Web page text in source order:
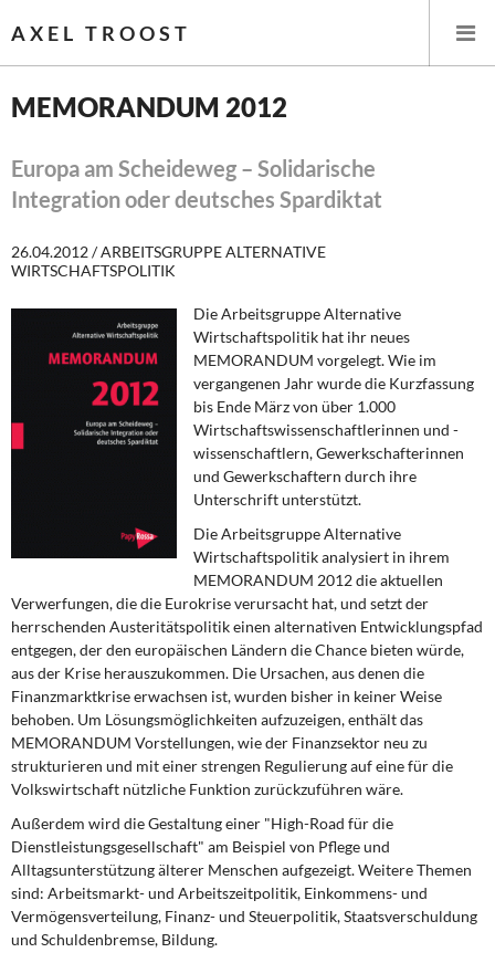
AXEL TROOST
Themen
Leitlinien linker Wirtschafts- und Finanzpolitik
Wirtschaftspolitik
Steuer- und Finanzpolitik
Öffentliche Infrastruktur und Daseinsvorsorge
Eurokrise und Griechenland
Weitere Themen
Memo-Gruppe
Institut Solidarische Moderne
Rosa-Luxemburg-Stiftung
Über mich
Kontakt
MEMORANDUM 2012
Europa am Scheideweg – Solidarische
Integration oder deutsches Spardiktat
26.04.2012 / ARBEITSGRUPPE ALTERNATIVE
WIRTSCHAFTSPOLITIK
Die Arbeitsgruppe Alternative
Wirtschaftspolitik hat ihr neues
MEMORANDUM vorgelegt. Wie im
vergangenen Jahr wurde die Kurzfassung
bis Ende März von über 1.000
Wirtschaftswissenschaftlerinnen und -
wissenschaftlern, Gewerkschafterinnen
und Gewerkschaftern durch ihre
Unterschrift unterstützt.
Die Arbeitsgruppe Alternative
Wirtschaftspolitik analysiert in ihrem
MEMORANDUM 2012 die aktuellen
Verwerfungen, die die Eurokrise verursacht hat, und setzt der
herrschenden Austeritätspolitik einen alternativen Entwicklungspfad
entgegen, der den europäischen Ländern die Chance bieten würde,
aus der Krise herauszukommen. Die Ursachen, aus denen die
Finanzmarktkrise erwachsen ist, wurden bisher in keiner Weise
behoben. Um Lösungsmöglichkeiten aufzuzeigen, enthält das
MEMORANDUM Vorstellungen, wie der Finanzsektor neu zu
strukturieren und mit einer strengen Regulierung auf eine für die
Volkswirtschaft nützliche Funktion zurückzuführen wäre.
Außerdem wird die Gestaltung einer "High-Road für die
Dienstleistungsgesellschaft" am Beispiel von Pflege und
Alltagsunterstützung älterer Menschen aufgezeigt. Weitere Themen
sind: Arbeitsmarkt- und Arbeitszeitpolitik, Einkommens- und
Vermögensverteilung, Finanz- und Steuerpolitik, Staatsverschuldung
und Schuldenbremse, Bildung.